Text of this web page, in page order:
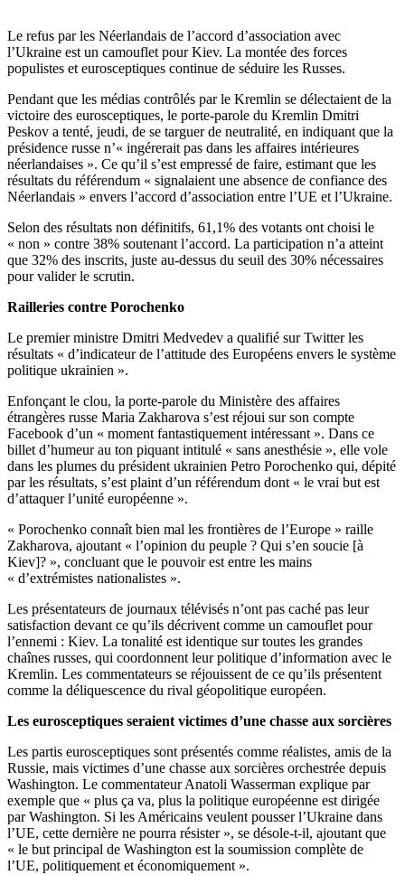
Le refus par les Néerlandais de l’accord d’association avec
l’Ukraine est un camouflet pour Kiev. La montée des forces
populistes et eurosceptiques continue de séduire les Russes.
Pendant que les médias contrôlés par le Kremlin se délectaient de la
victoire des eurosceptiques, le porte-parole du Kremlin Dmitri
Peskov a tenté, jeudi, de se targuer de neutralité, en indiquant que la
présidence russe n’« ingérerait pas dans les affaires intérieures
néerlandaises ». Ce qu’il s’est empressé de faire, estimant que les
résultats du référendum « signalaient une absence de confiance des
Néerlandais » envers l’accord d’association entre l’UE et l’Ukraine.
Selon des résultats non définitifs, 61,1% des votants ont choisi le
« non » contre 38% soutenant l’accord. La participation n’a atteint
que 32% des inscrits, juste au-dessus du seuil des 30% nécessaires
pour valider le scrutin.
Railleries contre Porochenko
Le premier ministre Dmitri Medvedev a qualifié sur Twitter les
résultats « d’indicateur de l’attitude des Européens envers le système
politique ukrainien ».
Enfonçant le clou, la porte-parole du Ministère des affaires
étrangères russe Maria Zakharova s’est réjoui sur son compte
Facebook d’un « moment fantastiquement intéressant ». Dans ce
billet d’humeur au ton piquant intitulé « sans anesthésie », elle vole
dans les plumes du président ukrainien Petro Porochenko qui, dépité
par les résultats, s’est plaint d’un référendum dont « le vrai but est
d’attaquer l’unité européenne ».
« Porochenko connaît bien mal les frontières de l’Europe » raille
Zakharova, ajoutant « l’opinion du peuple ? Qui s’en soucie [à
Kiev]? », concluant que le pouvoir est entre les mains
« d’extrémistes nationalistes ».
Les présentateurs de journaux télévisés n’ont pas caché pas leur
satisfaction devant ce qu’ils décrivent comme un camouflet pour
l’ennemi : Kiev. La tonalité est identique sur toutes les grandes
chaînes russes, qui coordonnent leur politique d’information avec le
Kremlin. Les commentateurs se réjouissent de ce qu’ils présentent
comme la déliquescence du rival géopolitique européen.
Les eurosceptiques seraient victimes d’une chasse aux sorcières
Les partis eurosceptiques sont présentés comme réalistes, amis de la
Russie, mais victimes d’une chasse aux sorcières orchestrée depuis
Washington. Le commentateur Anatoli Wasserman explique par
exemple que « plus ça va, plus la politique européenne est dirigée
par Washington. Si les Américains veulent pousser l’Ukraine dans
l’UE, cette dernière ne pourra résister », se désole-t-il, ajoutant que
« le but principal de Washington est la soumission complète de
l’UE, politiquement et économiquement ».